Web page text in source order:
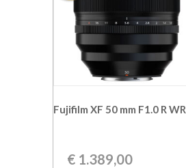
Fujifilm XF 50 mm F1.0 R WR
€ 1.389,00